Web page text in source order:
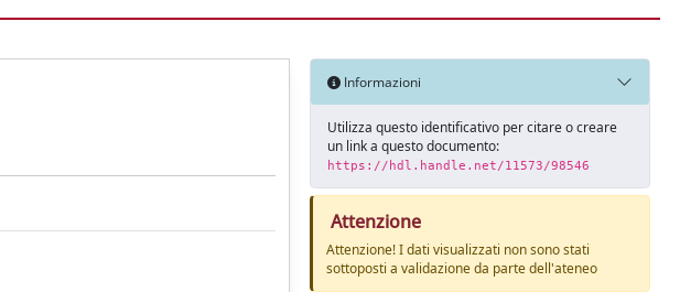
Informazioni
Utilizza questo identificativo per citare o creare
un link a questo documento:
https://hdl.handle.net/11573/98546
Attenzione
Attenzione! I dati visualizzati non sono stati
sottoposti a validazione da parte dell'ateneo